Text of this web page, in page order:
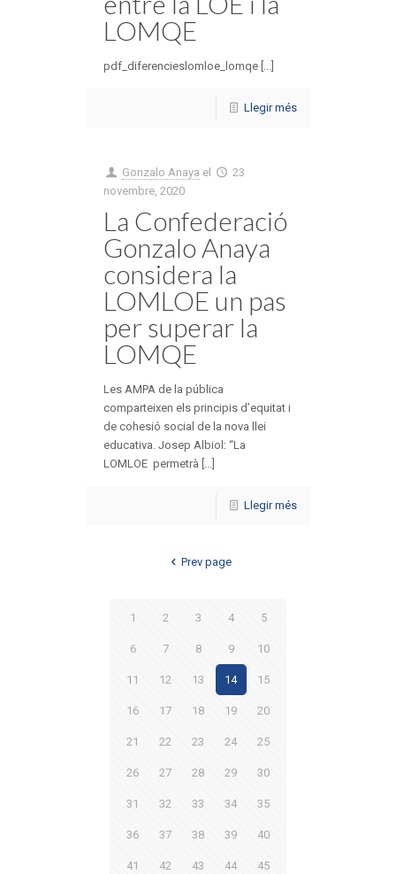
LOMQE
pdf_diferencieslomloe_lomqe [...]
Llegir més
Gonzalo Anaya el
23
novembre, 2020
La Confederació
Gonzalo Anaya
considera la
LOMLOE un pas
per superar la
LOMQE
Les AMPA de la pública
comparteixen els principis d’equitat i
de cohesió social de la nova llei
educativa. Josep Albiol: “La
LOMLOE permetrà [...]
Llegir més
Prev page
1 2 3 4 5
6 7 8 9 10
11 12 13 14 15
16 17 18 19 20
21 22 23 24 25
26 27 28 29 30
31 32 33 34 35
36 37 38 39 40
41 42 43 44 45